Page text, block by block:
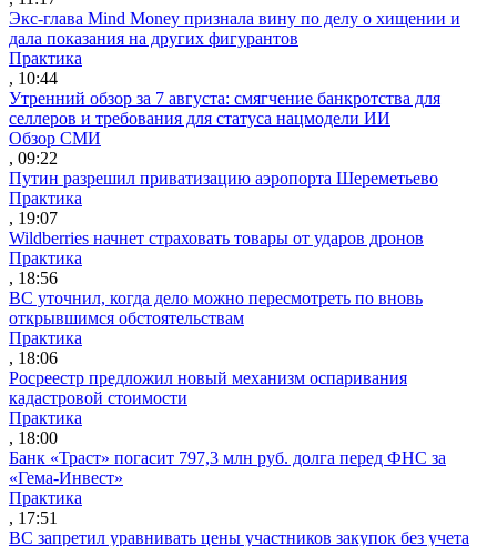
Экс-глава Mind Money признала вину по делу о хищении и
дала показания на других фигурантов
Практика
, 10:44
Утренний обзор за 7 августа: смягчение банкротства для
селлеров и требования для статуса нацмодели ИИ
Обзор СМИ
, 09:22
Путин разрешил приватизацию аэропорта Шереметьево
Практика
, 19:07
Wildberries начнет страховать товары от ударов дронов
Практика
, 18:56
ВС уточнил, когда дело можно пересмотреть по вновь
открывшимся обстоятельствам
Практика
, 18:06
Росреестр предложил новый механизм оспаривания
кадастровой стоимости
Практика
, 18:00
Банк «Траст» погасит 797,3 млн руб. долга перед ФНС за
«Гема-Инвест»
Практика
, 17:51
ВС запретил уравнивать цены участников закупок без учета